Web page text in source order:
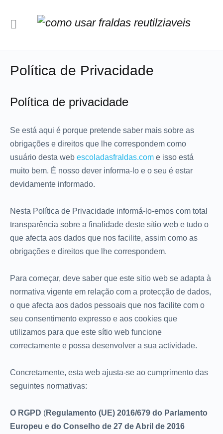
Política de Privacidade
Política de privacidade
Se está aqui é porque pretende saber mais sobre as
obrigações e direitos que lhe correspondem como
usuário desta web escoladasfraldas.com e isso está
muito bem. É nosso dever informa-lo e o seu é estar
devidamente informado.
Nesta Política de Privacidade informá-lo-emos com total
transparência sobre a finalidade deste sítio web e tudo o
que afecta aos dados que nos facilite, assim como as
obrigações e direitos que lhe correspondem.
Para começar, deve saber que este sitio web se adapta à
normativa vigente em relação com a protecção de dados,
o que afecta aos dados pessoais que nos facilite com o
seu consentimento expresso e aos cookies que
utilizamos para que este sítio web funcione
correctamente e possa desenvolver a sua actividade.
Concretamente, esta web ajusta-se ao cumprimento das
seguintes normativas:
O RGPD (Regulamento (UE) 2016/679 do Parlamento
Europeu e do Conselho de 27 de Abril de 2016